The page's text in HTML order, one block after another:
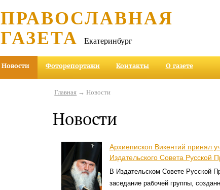
ПРАВОСЛАВНАЯ
ГАЗЕТА Екатеринбург
Новости Фоторепортажи Контакты О газете
Главная → Новости
Новости
Архиепископ Викентий принял
Издательского Совета Русской
В Издательском Совете Русской
заседание рабочей группы,